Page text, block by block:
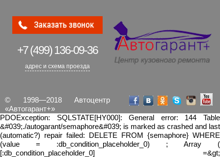
+7 (499)136-09-36
адрес и схема проезда
© 1998—2018 Автоцентр
«Автогарант+»
PDOException: SQLSTATE[HY000]: General error: 144 Table
&#039;./autogarant/semaphore&#039; is marked as crashed and last
(automatic?) repair failed: DELETE FROM {semaphore} WHERE
(value = :db_condition_placeholder_0) ; Array (
[:db_condition_placeholder_0] =&gt;